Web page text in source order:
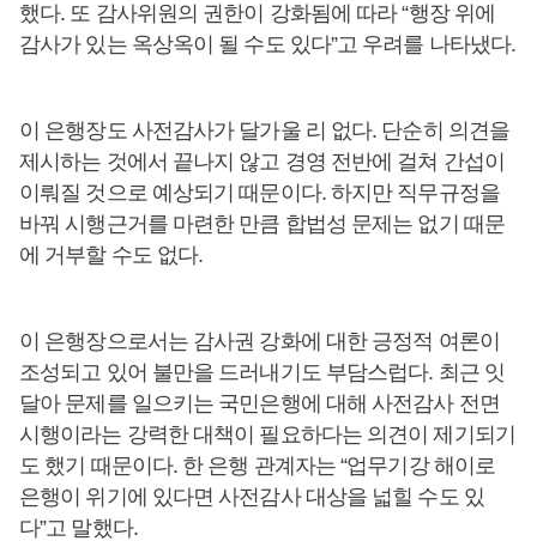
했다. 또 감사위원의 권한이 강화됨에 따라 “행장 위에
감사가 있는 옥상옥이 될 수도 있다”고 우려를 나타냈다.
이 은행장도 사전감사가 달가울 리 없다. 단순히 의견을
제시하는 것에서 끝나지 않고 경영 전반에 걸쳐 간섭이
이뤄질 것으로 예상되기 때문이다. 하지만 직무규정을
바꿔 시행근거를 마련한 만큼 합법성 문제는 없기 때문
에 거부할 수도 없다.
이 은행장으로서는 감사권 강화에 대한 긍정적 여론이
조성되고 있어 불만을 드러내기도 부담스럽다. 최근 잇
달아 문제를 일으키는 국민은행에 대해 사전감사 전면
시행이라는 강력한 대책이 필요하다는 의견이 제기되기
도 했기 때문이다. 한 은행 관계자는 “업무기강 해이로
은행이 위기에 있다면 사전감사 대상을 넓힐 수도 있
다”고 말했다.